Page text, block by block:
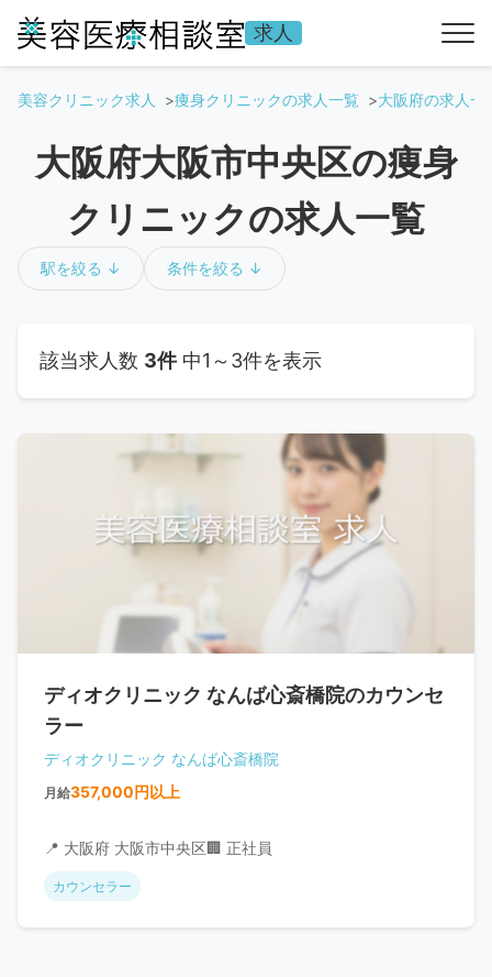
求人
美容クリニック求人 痩身クリニックの求人一覧 大阪府の求人一
大阪府大阪市中央区の痩身
クリニックの求人一覧
駅を絞る ↓ 条件を絞る ↓
該当求人数 3件中1～3件を表示
ディオクリニック なんば心斎橋院のカウンセ
ラー
ディオクリニック なんば心斎橋院
月給357,000円以上
📍 大阪府 大阪市中央区🏢 正社員
カウンセラー